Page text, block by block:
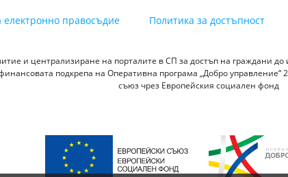
електронно правосъдие Политика за достъпност
и централизиране на порталите в СП за достъп на граждани
подкрепа на Оперативна програма „Добро управление“
съюз чрез Европейския социален фонд